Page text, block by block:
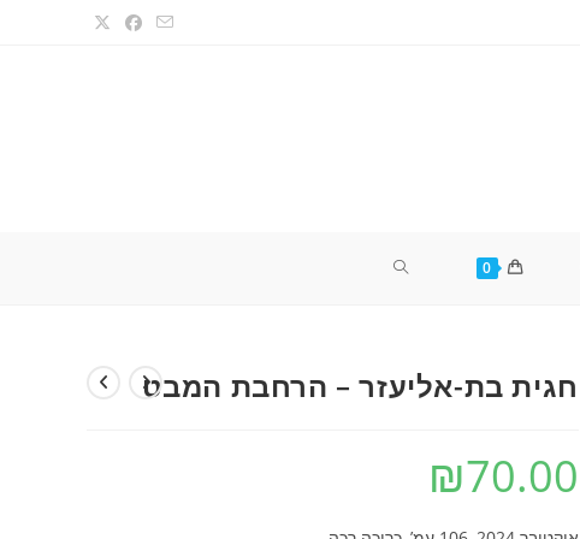
0
TOGGLE
חגית בת-אליעזר – הרחבת המבט
₪70.00